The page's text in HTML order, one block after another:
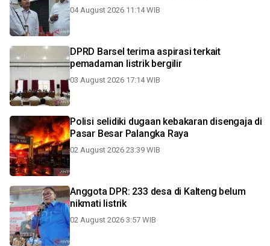
04 August 2026 11:14 WIB
DPRD Barsel terima aspirasi terkait
pemadaman listrik bergilir
03 August 2026 17:14 WIB
Polisi selidiki dugaan kebakaran disengaja di
Pasar Besar Palangka Raya
02 August 2026 23:39 WIB
Anggota DPR: 233 desa di Kalteng belum
nikmati listrik
02 August 2026 3:57 WIB